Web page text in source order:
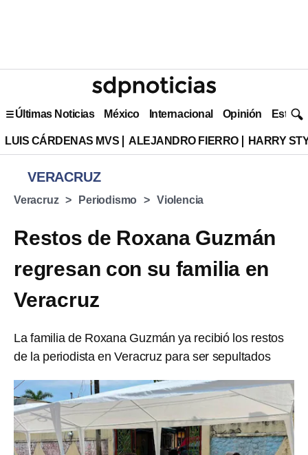
Últimas Noticias México Internacional Opinión Estilo
LUIS CÁRDENAS MVS ALEJANDRO FIERRO HARRY
VERACRUZ
Veracruz Periodismo Violencia
Restos de Roxana Guzmán
regresan con su familia en
Veracruz
La familia de Roxana Guzmán ya recibió los restos
de la periodista en Veracruz para ser sepultados